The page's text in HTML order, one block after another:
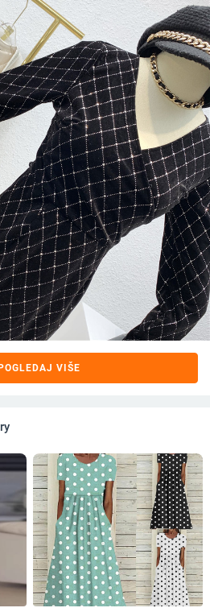
POGLEDAJ VIŠE